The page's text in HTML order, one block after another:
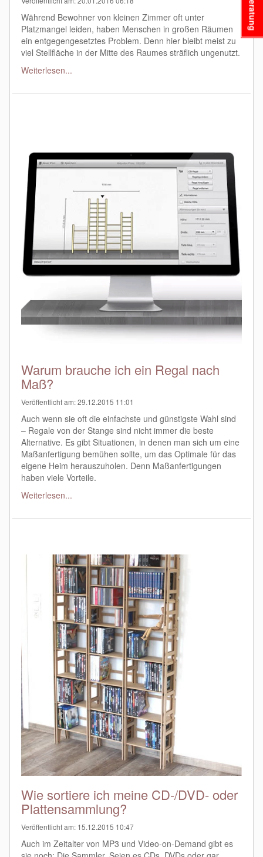
Während Bewohner von kleinen Zimmer oft unter
Platzmangel leiden, haben Menschen in großen Räumen
ein entgegengesetztes Problem. Denn hier bleibt meist zu
viel Stellfläche in der Mitte des Raumes sträflich ungenutzt.
Weiterlesen...
Warum brauche ich ein Regal nach
Maß?
Veröffentlicht am: 29.12.2015 11:01
Auch wenn sie oft die einfachste und günstigste Wahl sind
– Regale von der Stange sind nicht immer die beste
Alternative. Es gibt Situationen, in denen man sich um eine
Maßanfertigung bemühen sollte, um das Optimale für das
eigene Heim herauszuholen. Denn Maßanfertigungen
haben viele Vorteile.
Weiterlesen...
Wie sortiere ich meine CD-/DVD- oder
Plattensammlung?
Veröffentlicht am: 15.12.2015 10:47
Auch im Zeitalter von MP3 und Video-on-Demand gibt es
Beratung